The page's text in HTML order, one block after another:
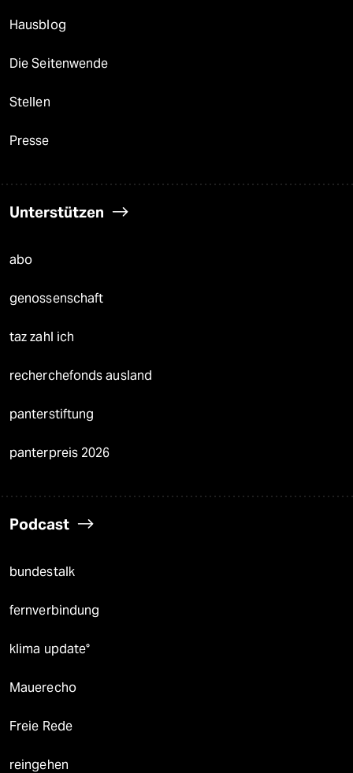
Hausblog
Die Seitenwende
Stellen
Presse
Unterstützen
abo
genossenschaft
taz zahl ich
recherchefonds ausland
panterstiftung
panterpreis 2026
Podcast
bundestalk
fernverbindung
klima update°
Mauerecho
Freie Rede
reingehen